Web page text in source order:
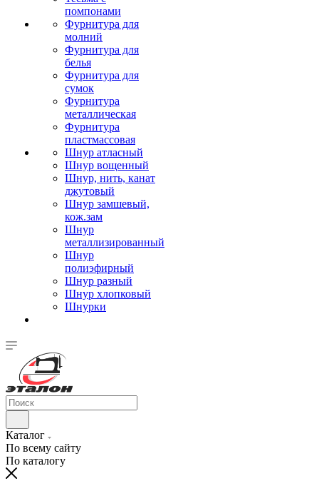
помпонами
Фурнитура для
молний
Фурнитура для
белья
Фурнитура для
сумок
Фурнитура
металлическая
Фурнитура
пластмассовая
Шнур атласный
Шнур вощенный
Шнур, нить, канат
джутовый
Шнур замшевый,
кож.зам
Шнур
металлизированный
Шнур
полиэфирный
Шнур разный
Шнур хлопковый
Шнурки
Каталог
По всему сайту
По каталогу